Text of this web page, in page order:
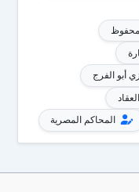
أبو الفرج
المحاكم المصرية